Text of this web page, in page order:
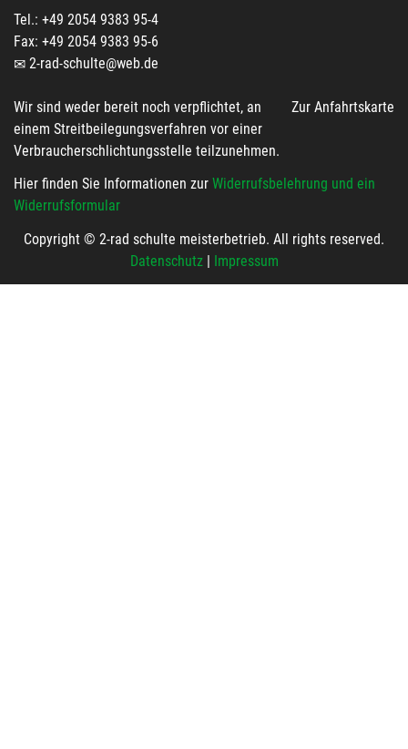
Tel.: +49 2054 9383 95-4
Fax: +49 2054 9383 95-6
2-rad-schulte@web.de
Zur Anfahrtskarte
Wir sind weder bereit noch verpflichtet, an
einem Streitbeilegungsverfahren vor einer
Verbraucherschlichtungsstelle teilzunehmen.
Hier finden Sie Informationen zur Widerrufsbelehrung und ein
Widerrufsformular
Copyright © 2-rad schulte meisterbetrieb. All rights reserved.
Datenschutz| Impressum